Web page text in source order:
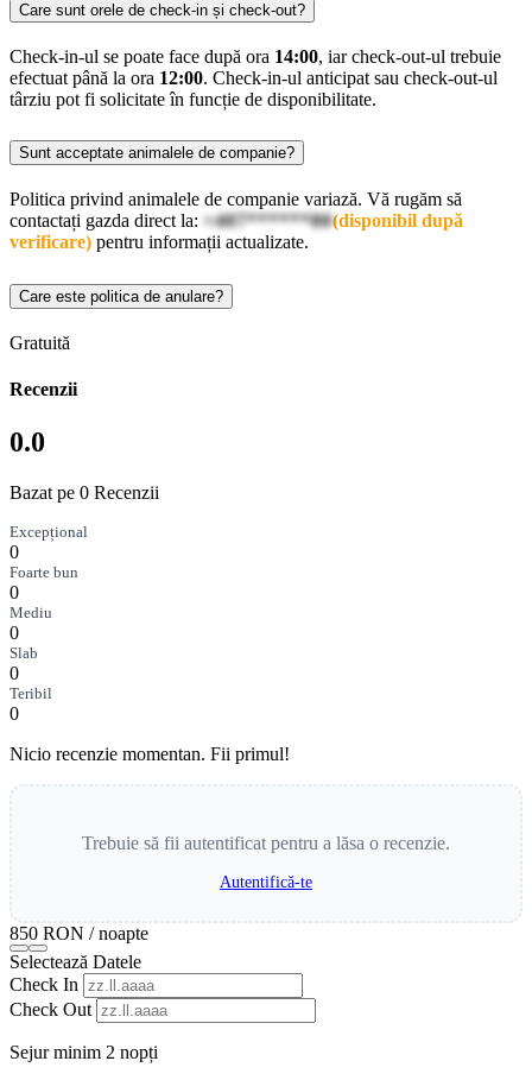
Care sunt orele de check-in și check-out?
Check-in-ul se poate face după ora 14:00, iar check-out-ul trebuie
efectuat până la ora 12:00. Check-in-ul anticipat sau check-out-ul
târziu pot fi solicitate în funcție de disponibilitate.
Sunt acceptate animalele de companie?
Politica privind animalele de companie variază. Vă rugăm să
contactați gazda direct la: +407******80(disponibil după
verificare) pentru informații actualizate.
Care este politica de anulare?
Gratuită
Recenzii
0.0
Bazat pe 0 Recenzii
Excepțional
0
Foarte bun
0
Mediu
0
Slab
0
Teribil
0
Nicio recenzie momentan. Fii primul!
Trebuie să fii autentificat pentru a lăsa o recenzie.
Autentifică-te
850 RON / noapte
Selectează Datele
Check In
Check Out
Sejur minim 2 nopți